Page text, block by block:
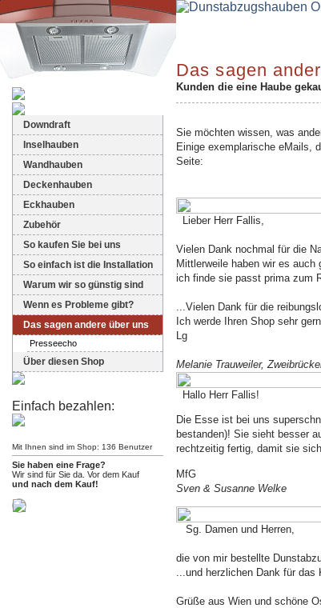
Downdraft
Inselhauben
Wandhauben
Deckenhauben
Eckhauben
Zubehör
So kaufen Sie bei uns
So einfach ist die Installation
Warum wir so günstig sind
Wenn es Probleme gibt?
Das sagen andere über uns
Presseecho
Über diesen Shop
Einfach bezahlen:
Mit Ihnen sind im Shop: 136 Benutzer
Sie haben eine Frage?
Wir sind für Sie da. Vor dem Kauf
und nach dem Kauf!
Das sagen
Kunden die eine Haube
Sie möchten wissen, was
Einige exemplarische eMails,
Seite:
Lieber Herr Fallis,
Vielen Dank nochmal für die
Mittlerweile haben wir es
ich finde sie passt prima zum
...Vielen Dank für die
Ich werde Ihren Shop sehr
Lg
Melanie Trauweiler,
Hallo Herr Fallis!
Die Esse ist bei uns
bestanden)! Sie sieht besser
rechtzeitig fertig, damit sie
MfG
Sven & Susanne Welke
Sg. Damen und Herren,
die von mir bestellte
...und herzlichen Dank für
Grüße aus Wien und schöne